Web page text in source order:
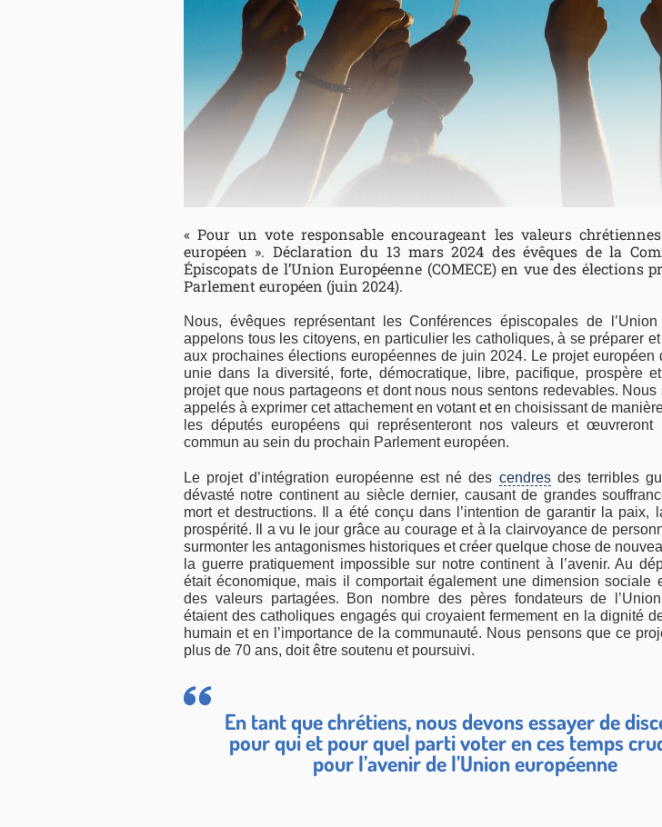
« Pour un vote responsable encourageant les valeurs
européen ». Déclaration du 13 mars 2024 des évêques de la
Épiscopats de l’Union Européenne (COMECE) en vue des élections
Parlement européen (juin 2024).
Nous, évêques représentant les Conférences épiscopales de l’Union
appelons tous les citoyens, en particulier les catholiques, à se préparer
aux prochaines élections européennes de juin 2024. Le projet européen
unie dans la diversité, forte, démocratique, libre, pacifique, prospère
projet que nous partageons et dont nous nous sentons redevables. Nous
appelés à exprimer cet attachement en votant et en choisissant de
les députés européens qui représenteront nos valeurs et
commun au sein du prochain Parlement européen.
Le projet d’intégration européenne est né des cendresdes terribles
dévasté notre continent au siècle dernier, causant de grandes
mort et destructions. Il a été conçu dans l’intention de garantir la paix,
prospérité. Il a vu le jour grâce au courage et à la clairvoyance de
surmonter les antagonismes historiques et créer quelque chose de
la guerre pratiquement impossible sur notre continent à l’avenir. Au
était économique, mais il comportait également une dimension sociale
des valeurs partagées. Bon nombre des pères fondateurs de
étaient des catholiques engagés qui croyaient fermement en la dignité
humain et en l’importance de la communauté. Nous pensons que ce
plus de 70 ans, doit être soutenu et poursuivi.
En tant que chrétiens, nous devons essayer de
pour qui et pour quel parti voter en ces temps
pour l’avenir de l’Union européenne